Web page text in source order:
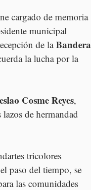
cargado de memoria
municipal
de la Bandera
la lucha por la
Cosme Reyes,
de hermandad
tricolores
paso del tiempo, se
las comunidades